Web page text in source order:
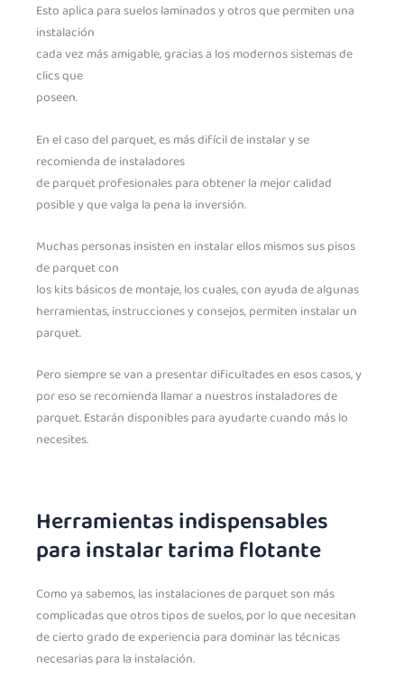
Esto aplica para suelos laminados y otros que permiten una
instalación
cada vez más amigable, gracias a los modernos sistemas de
clics que
poseen.
En el caso del parquet, es más difícil de instalar y se
recomienda de instaladores
de parquet profesionales para obtener la mejor calidad
posible y que valga la pena la inversión.
Muchas personas insisten en instalar ellos mismos sus pisos
de parquet con
los kits básicos de montaje, los cuales, con ayuda de algunas
herramientas, instrucciones y consejos, permiten instalar un
parquet.
Pero siempre se van a presentar dificultades en esos casos, y
por eso se recomienda llamar a nuestros instaladores de
parquet. Estarán disponibles para ayudarte cuando más lo
necesites.
Herramientas indispensables
para instalar tarima flotante
Como ya sabemos, las instalaciones de parquet son más
complicadas que otros tipos de suelos, por lo que necesitan
de cierto grado de experiencia para dominar las técnicas
necesarias para la instalación.